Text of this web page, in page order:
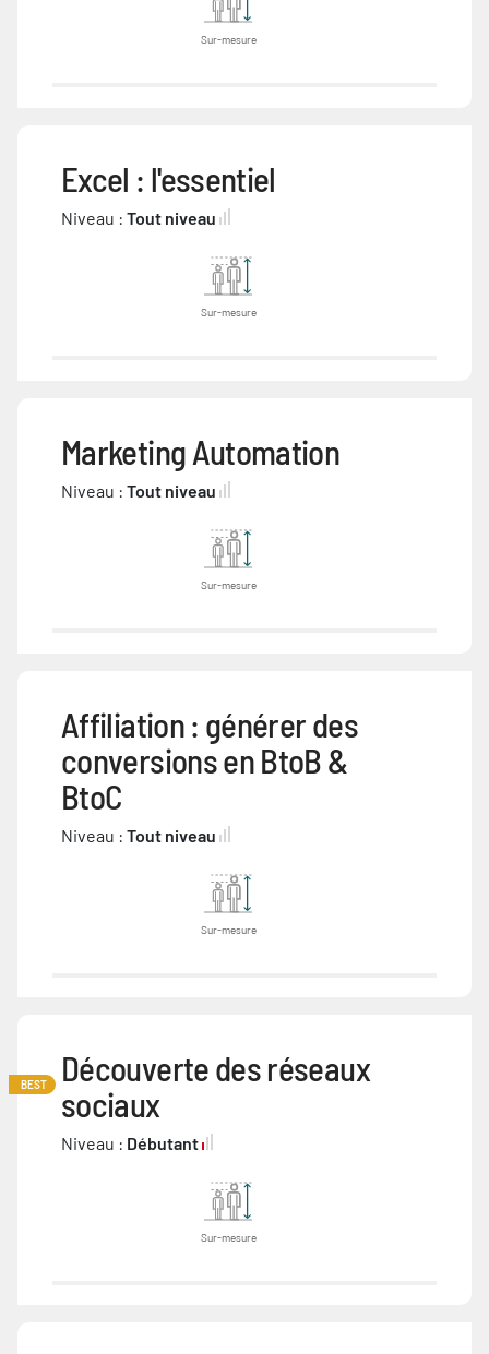
Sur-mesure
Excel : l'essentiel
Niveau : Tout niveau
Sur-mesure
Marketing Automation
Niveau : Tout niveau
Sur-mesure
Affiliation : générer des
conversions en BtoB &
BtoC
Niveau : Tout niveau
Sur-mesure
BEST
Découverte des réseaux
sociaux
Niveau : Débutant
Sur-mesure